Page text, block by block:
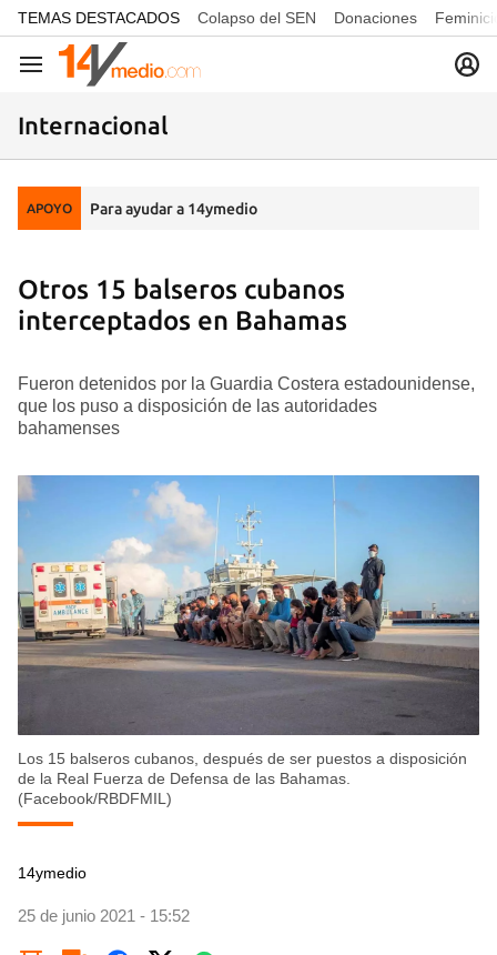
common.go-to-content
TEMAS DESTACADOS Colapso del SEN Donaciones
Navegación
Internacional
APOYO Para ayudar a 14ymedio
Otros 15 balseros cubanos
interceptados en Bahamas
Fueron detenidos por la Guardia Costera estadounidense,
que los puso a disposición de las autoridades
bahamenses
Los 15 balseros cubanos, después de ser puestos a disposición
de la Real Fuerza de Defensa de las Bahamas.
(Facebook/RBDFMIL)
14ymedio
25 de junio 2021 - 15:52